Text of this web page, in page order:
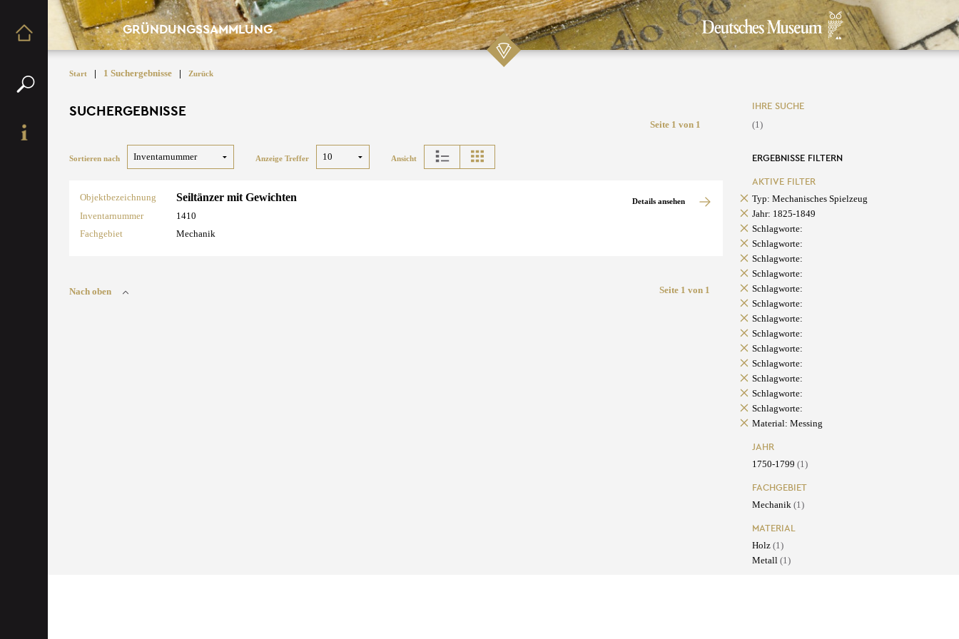
GRÜNDUNGSSAMMLUNG
Start | 1 Suchergebnisse | Zurück
SUCHERGEBNISSE
Seite 1 von 1
Sortieren nach Anzeige Treffer Ansicht
Objektbezeichnung Seiltänzer mit Gewichten
Inventarnummer
1410
Fachgebiet
Mechanik
Details ansehen
Nach oben Seite 1 von 1
IHRE SUCHE
(1)
ERGEBNISSE FILTERN
AKTIVE FILTER
Typ: Mechanisches Spielzeug
Jahr: 1825-1849
Schlagworte:
Schlagworte:
Schlagworte:
Schlagworte:
Schlagworte:
Schlagworte:
Schlagworte:
Schlagworte:
Schlagworte:
Schlagworte:
Schlagworte:
Schlagworte:
Schlagworte:
Material: Messing
JAHR
1750-1799 (1)
FACHGEBIET
Mechanik (1)
MATERIAL
Holz (1)
Metall (1)